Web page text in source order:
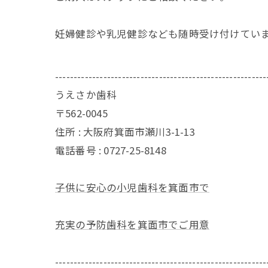
妊婦健診や乳児健診なども随時受け付けていま
うえさか歯科
〒562-0045
住所 : 大阪府箕面市瀬川3-1-13
電話番号 : 0727-25-8148
子供に安心の小児歯科を箕面市で
充実の予防歯科を箕面市でご用意